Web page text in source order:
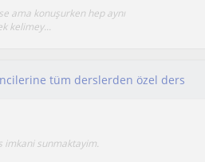
ama konuşurken hep aynı
kelimey...
tüm derslerden özel ders
imkani sunmaktayim.